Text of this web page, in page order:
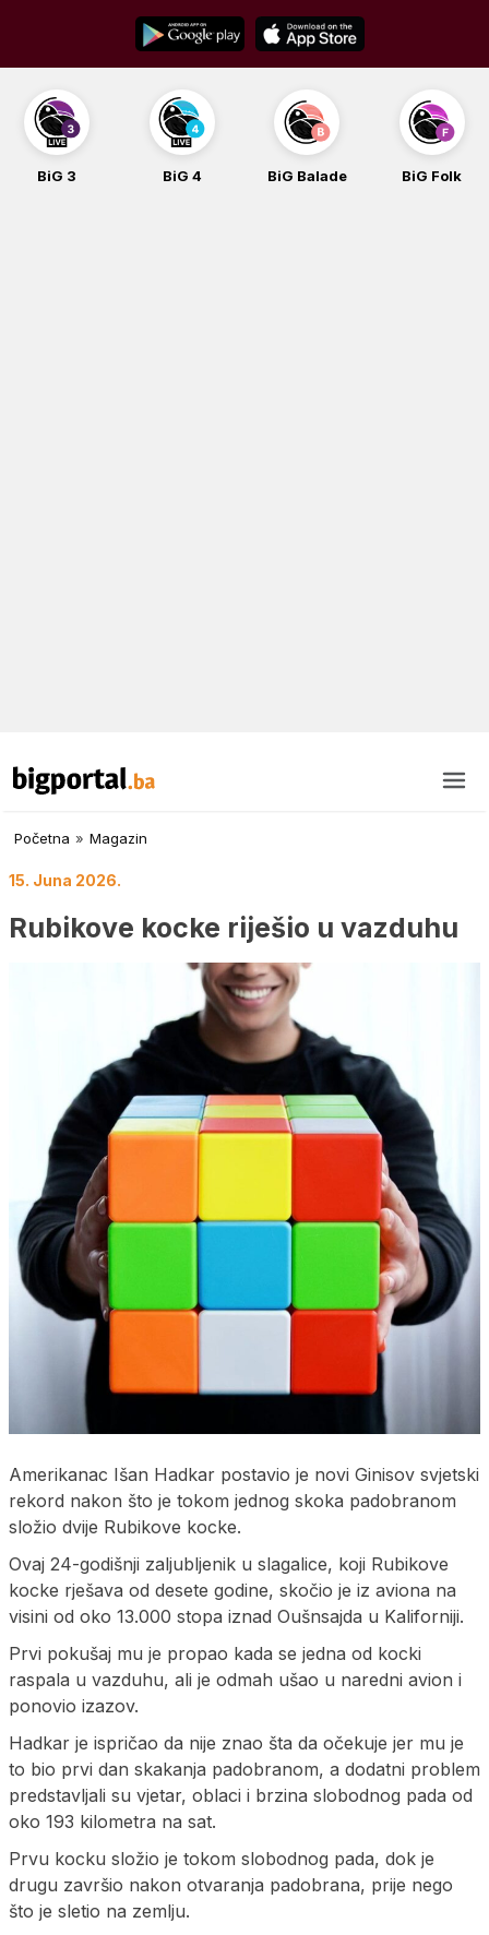
content
BiG 3 BiG 4 BiG Balade BiG Folk
Početna » Magazin
15. Juna 2026.
Rubikove kocke riješio u vazduhu
Amerikanac Išan Hadkar postavio je novi Ginisov svjetski
rekord nakon što je tokom jednog skoka padobranom
složio dvije Rubikove kocke.
Ovaj 24-godišnji zaljubljenik u slagalice, koji Rubikove
kocke rješava od desete godine, skočio je iz aviona na
visini od oko 13.000 stopa iznad Oušnsajda u Kaliforniji.
Prvi pokušaj mu je propao kada se jedna od kocki
raspala u vazduhu, ali je odmah ušao u naredni avion i
ponovio izazov.
Hadkar je ispričao da nije znao šta da očekuje jer mu je
to bio prvi dan skakanja padobranom, a dodatni problem
predstavljali su vjetar, oblaci i brzina slobodnog pada od
oko 193 kilometra na sat.
Prvu kocku složio je tokom slobodnog pada, dok je
drugu završio nakon otvaranja padobrana, prije nego
što je sletio na zemlju.